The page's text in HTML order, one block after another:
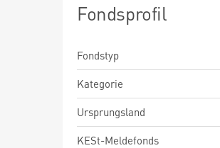
Fondsprofil
Fondstyp
Kategorie
Ursprungsland
KESt-Meldefonds